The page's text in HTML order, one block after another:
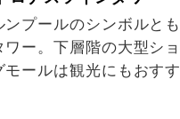
ンプールのシンボルとも
ワー。下層階の大型ショ
モールは観光にもおすす